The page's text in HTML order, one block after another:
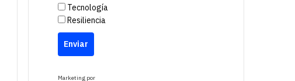
Tecnología
Resiliencia
Enviar
Marketing por